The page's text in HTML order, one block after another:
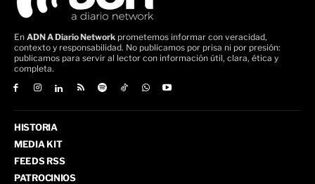
En ADN A Diario Network prometemos informar con veracidad,
contexto y responsabilidad. No publicamos por prisa ni por presión:
publicamos para servir al lector con información útil, clara, ética y
completa.
HISTORIA
MEDIA KIT
FEEDS RSS
PATROCINIOS